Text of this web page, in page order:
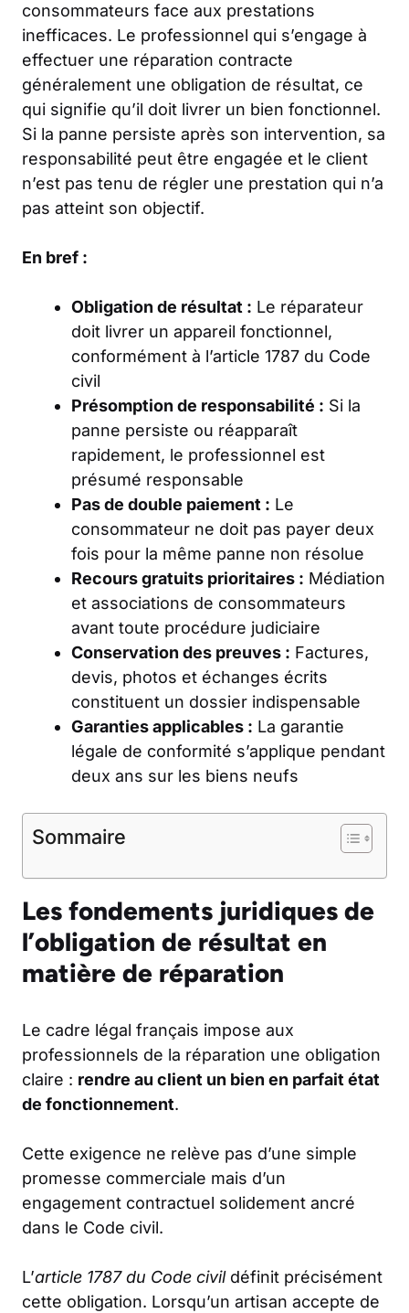
consommateurs face aux prestations
inefficaces. Le professionnel qui s’engage à
effectuer une réparation contracte
généralement une obligation de résultat, ce
qui signifie qu’il doit livrer un bien fonctionnel.
Si la panne persiste après son intervention, sa
responsabilité peut être engagée et le client
n’est pas tenu de régler une prestation qui n’a
pas atteint son objectif.
En bref :
Obligation de résultat : Le réparateur
doit livrer un appareil fonctionnel,
conformément à l’article 1787 du Code
civil
Présomption de responsabilité : Si la
panne persiste ou réapparaît
rapidement, le professionnel est
présumé responsable
Pas de double paiement : Le
consommateur ne doit pas payer deux
fois pour la même panne non résolue
Recours gratuits prioritaires : Médiation
et associations de consommateurs
avant toute procédure judiciaire
Conservation des preuves : Factures,
devis, photos et échanges écrits
constituent un dossier indispensable
Garanties applicables : La garantie
légale de conformité s’applique pendant
deux ans sur les biens neufs
Sommaire
Les fondements juridiques de
l’obligation de résultat en
matière de réparation
Le cadre légal français impose aux
professionnels de la réparation une obligation
claire : rendre au client un bien en parfait état
de fonctionnement.
Cette exigence ne relève pas d’une simple
promesse commerciale mais d’un
engagement contractuel solidement ancré
dans le Code civil.
L’article 1787 du Code civildéfinit précisément
cette obligation. Lorsqu’un artisan accepte de